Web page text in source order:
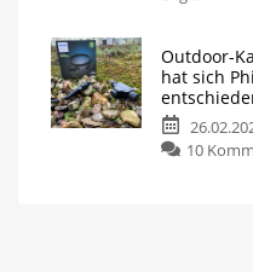
Outdoor-
hat sich
10